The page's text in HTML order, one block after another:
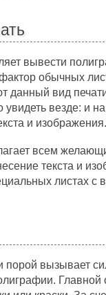
вывести
обычных
данный вид
везде: и
и изображения.
всем
текста и
листах с
порой вызывает